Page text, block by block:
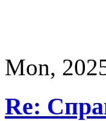
Mon,
Re: